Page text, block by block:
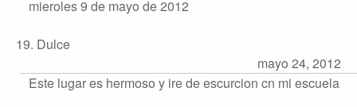
mieroles 9 de mayo de 2012
19. Dulce
mayo 24, 2012
Este lugar es hermoso y ire de escurcion cn mi escuela